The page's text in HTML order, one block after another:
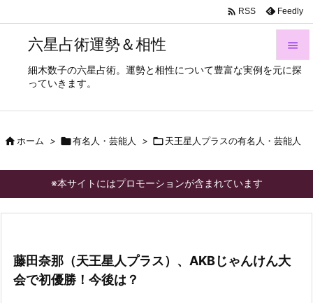
六星占術運勢＆相性
細木数子の六星占術。運勢と相性について豊富な実例を元に探
っていきます。




次へ

 RSS Feedly
ホーム > 有名人・芸能人 > 天王星人プラスの有名人・芸能人
※本サイトにはプロモーションが含まれています
藤田奈那（天王星人プラス）、AKBじゃんけん大
会で初優勝！今後は？